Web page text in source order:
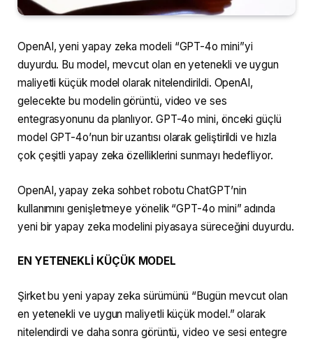
OpenAI, yeni yapay zeka modeli “GPT-4o mini”yi
duyurdu. Bu model, mevcut olan en yetenekli ve uygun
maliyetli küçük model olarak nitelendirildi. OpenAI,
gelecekte bu modelin görüntü, video ve ses
entegrasyonunu da planlıyor. GPT-4o mini, önceki güçlü
model GPT-4o’nun bir uzantısı olarak geliştirildi ve hızla
çok çeşitli yapay zeka özelliklerini sunmayı hedefliyor.
OpenAI, yapay zeka sohbet robotu ChatGPT’nin
kullanımını genişletmeye yönelik “GPT-4o mini” adında
yeni bir yapay zeka modelini piyasaya süreceğini duyurdu.
EN YETENEKLİ KÜÇÜK MODEL
Şirket bu yeni yapay zeka sürümünü “Bugün mevcut olan
en yetenekli ve uygun maliyetli küçük model.” olarak
nitelendirdi ve daha sonra görüntü, video ve sesi entegre